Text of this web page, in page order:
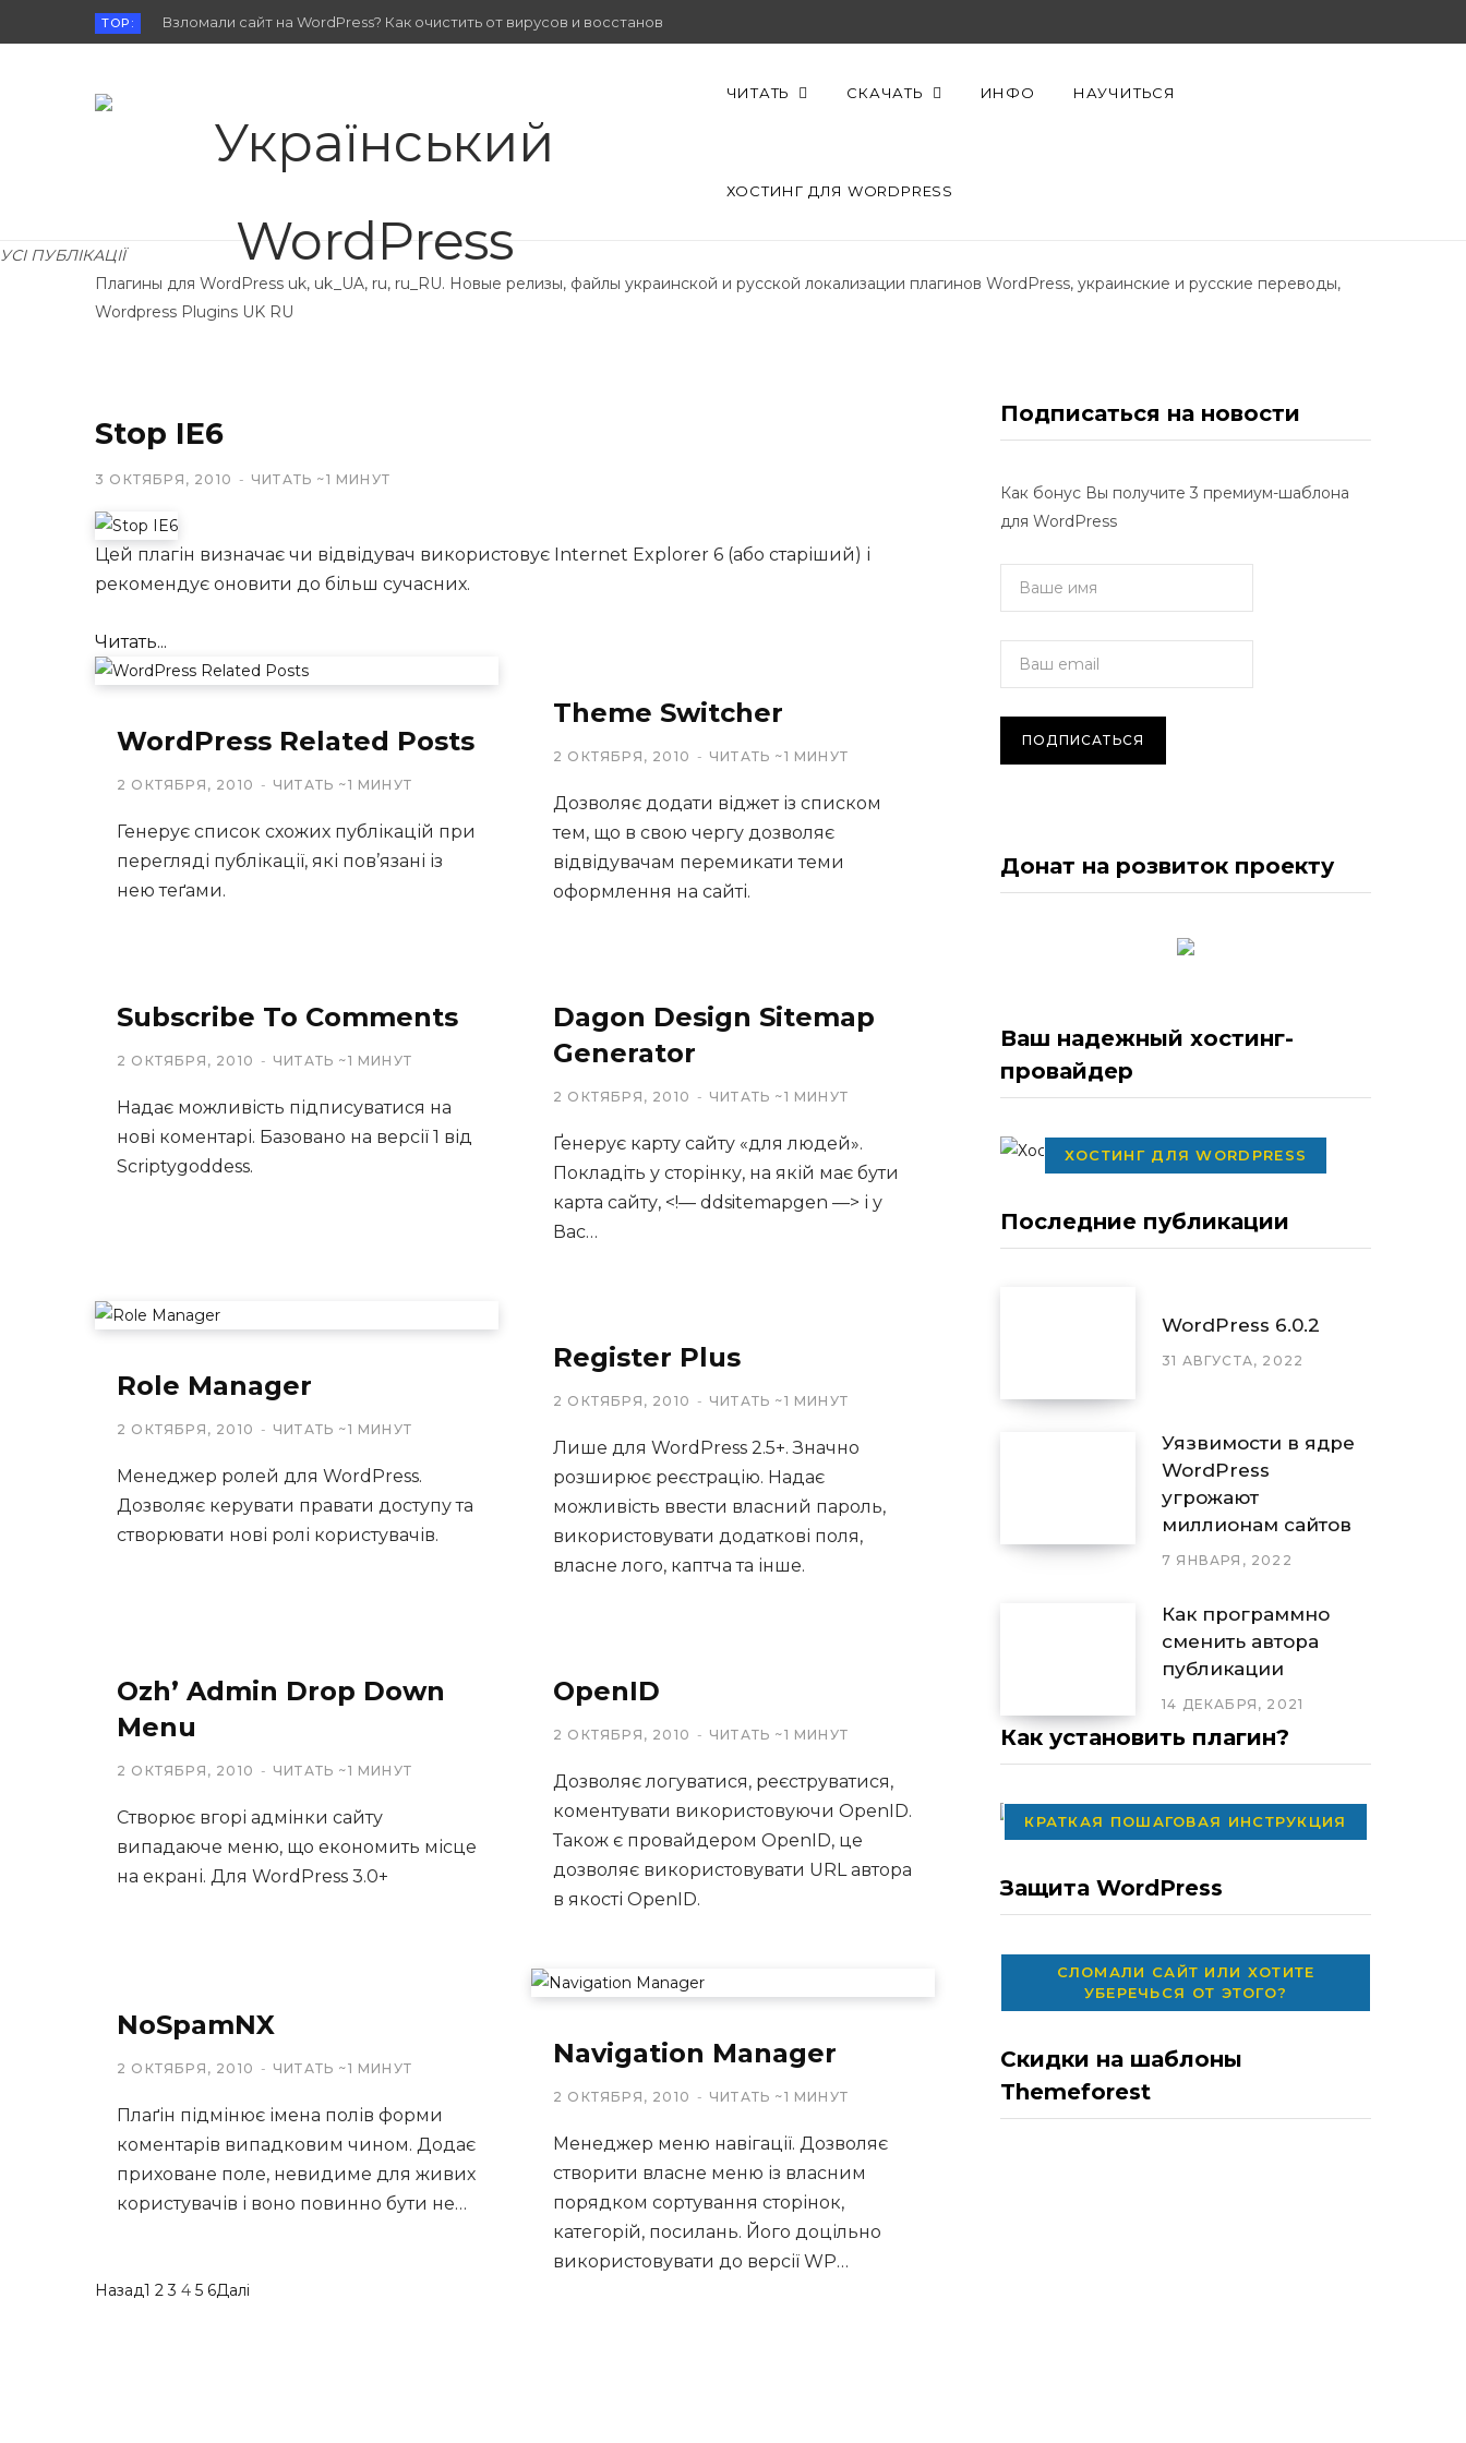
TOP: Взломали сайт на WordPress? Как очистить от вирусов и восстановить работу.
F X
)
Y
ЧИТАТЬ СКАЧАТЬ ИНФО НАУЧИТЬСЯ
ХОСТИНГ ДЛЯ WORDPRESS
УСІ ПУБЛІКАЦІЇ
Плагины для WordPress uk, uk_UA, ru, ru_RU. Новые релизы, файлы украинской и русской локализации плагинов WordPress, украинские и русские переводы,
Wordpress Plugins UK RU
Stop IE6
3 ОКТЯБРЯ, 2010 ЧИТАТЬ ~1 МИНУТ
Цей плагін визначає чи відвідувач використовує Internet Explorer 6 (або старіший) і
рекомендує оновити до більш сучасних.
Читать...
WordPress Related Posts
2 ОКТЯБРЯ, 2010 ЧИТАТЬ ~1 МИНУТ
Генерує список схожих публікацій при
перегляді публікації, які пов’язані із
нею теґами.
Theme Switcher
2 ОКТЯБРЯ, 2010 ЧИТАТЬ ~1 МИНУТ
Дозволяє додати віджет із списком
тем, що в свою чергу дозволяє
відвідувачам перемикати теми
оформлення на сайті.
Subscribe To Comments
2 ОКТЯБРЯ, 2010 ЧИТАТЬ ~1 МИНУТ
Надає можливість підписуватися на
нові коментарі. Базовано на версії 1 від
Scriptygoddess.
Dagon Design Sitemap
Generator
2 ОКТЯБРЯ, 2010 ЧИТАТЬ ~1 МИНУТ
Ґенерує карту сайту «для людей».
Покладіть у сторінку, на якій має бути
карта сайту, <!— ddsitemapgen —> і у
Вас…
Role Manager
2 ОКТЯБРЯ, 2010 ЧИТАТЬ ~1 МИНУТ
Менеджер ролей для WordPress.
Дозволяє керувати правати доступу та
створювати нові ролі користувачів.
Register Plus
2 ОКТЯБРЯ, 2010 ЧИТАТЬ ~1 МИНУТ
Лише для WordPress 2.5+. Значно
розширює реєстрацію. Надає
можливість ввести власний пароль,
використовувати додаткові поля,
власне лого, каптча та інше.
Ozh’ Admin Drop Down
Menu
2 ОКТЯБРЯ, 2010 ЧИТАТЬ ~1 МИНУТ
Створює вгорі адмінки сайту
випадаюче меню, що економить місце
на екрані. Для WordPress 3.0+
OpenID
2 ОКТЯБРЯ, 2010 ЧИТАТЬ ~1 МИНУТ
Дозволяє логуватися, реєструватися,
коментувати використовуючи OpenID.
Також є провайдером OpenID, це
дозволяє використовувати URL автора
в якості OpenID.
NoSpamNX
2 ОКТЯБРЯ, 2010 ЧИТАТЬ ~1 МИНУТ
Плаґін підмінює імена полів форми
коментарів випадковим чином. Додає
приховане поле, невидиме для живих
користувачів і воно повинно бути не…
Navigation Manager
2 ОКТЯБРЯ, 2010 ЧИТАТЬ ~1 МИНУТ
Менеджер меню навігації. Дозволяє
створити власне меню із власним
порядком сортування сторінок,
категорій, посилань. Його доцільно
використовувати до версії WP…
Назад1 2 3 4 5 6Далі
Подписаться на новости
Как бонус Вы получите 3 премиум-шаблона
для WordPress
Донат на розвиток проекту
Ваш надежный хостинг-
провайдер
ХОСТИНГ ДЛЯ WORDPRESS
Последние публикации
WordPress 6.0.2
31 АВГУСТА, 2022
Уязвимости в ядре
WordPress
угрожают
миллионам сайтов
7 ЯНВАРЯ, 2022
Как программно
сменить автора
публикации
14 ДЕКАБРЯ, 2021
Как установить плагин?
КРАТКАЯ ПОШАГОВАЯ ИНСТРУКЦИЯ
Защита WordPress
СЛОМАЛИ САЙТ ИЛИ ХОТИТЕ
УБЕРЕЧЬСЯ ОТ ЭТОГО?
Скидки на шаблоны
Themeforest